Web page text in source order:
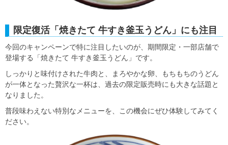
限定復活「焼きたて 牛すき釜玉うどん」にも注目
今回のキャンペーンで特に注目したいのが、期間限定・一部店舗で
登場する「焼きたて 牛すき釜玉うどん」です。
しっかりと味付けされた牛肉と、まろやかな卵、もちもちのうどん
が一体となった贅沢な一杯は、過去の限定販売時にも大きな話題と
なりました。
普段味わえない特別なメニューを、この機会にぜひ体験してみてく
ださい。